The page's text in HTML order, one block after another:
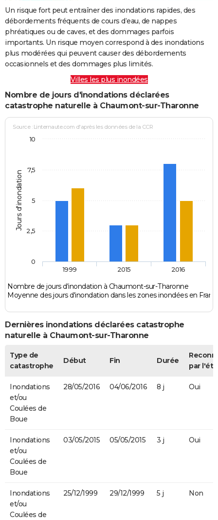
Un risque fort peut entraîner des inondations rapides, des
débordements fréquents de cours d’eau, de nappes
phréatiques ou de caves, et des dommages parfois
importants. Un risque moyen correspond à des inondations
plus modérées qui peuvent causer des débordements
occasionnels et des dommages plus limités.
Villes les plus inondées
Nombre de jours d'inondations déclarées
catastrophe naturelle à Chaumont-sur-Tharonne
Jours d'inondation
Source : Linternaute.com d'après les données de la CCR
Nombre de jours d'inondation à Chaumont-sur-Tharonne
Moyenne des jours d'inondation dans les zones inondées en
1999 2015 2016
0
2,5
5
7,5
10
Dernières inondations déclarées catastrophe
naturelle à Chaumont-sur-Tharonne
Type de
catastrophe
Début Fin Durée
par
Inondations
et/ou
Coulées de
Boue
28/05/2016 04/06/2016 8 j Oui
Inondations
et/ou
Coulées de
Boue
03/05/2015 05/05/2015 3 j Oui
Inondations
et/ou
Coulées de
25/12/1999 29/12/1999 5 j Non